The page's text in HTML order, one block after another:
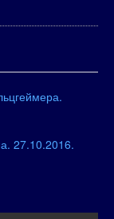
27.10.2016.